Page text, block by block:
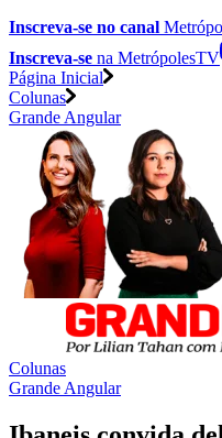
Inscreva-se no canal
Inscreva-se na MetrópolesTV
Página Inicial
Colunas
Grande Angular
Colunas
Grande Angular